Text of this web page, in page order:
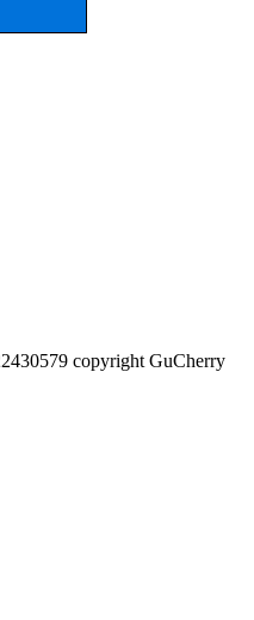
copyright GuCherry